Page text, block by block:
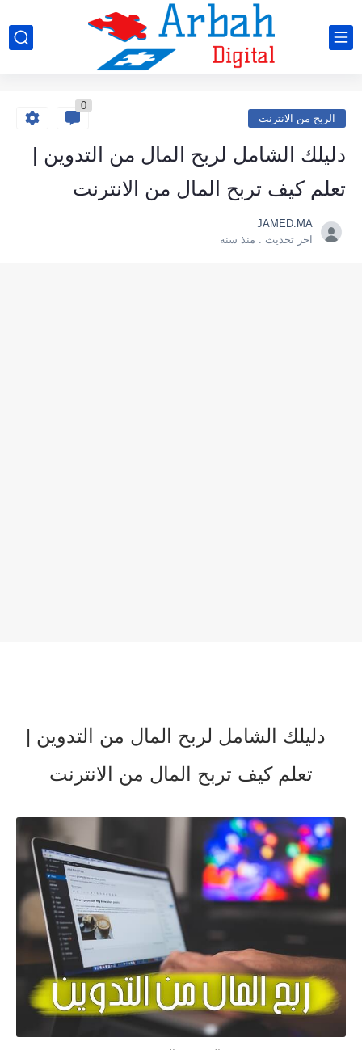
الربح من الانترنت
0
دليلك الشامل لربح المال من التدوين |
تعلم كيف تربح المال من الانترنت
JAMED.MA
اخر تحديث : منذ سنة
دليلك الشامل لربح المال من التدوين |
تعلم كيف تربح المال من الانترنت